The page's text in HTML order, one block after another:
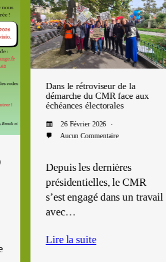
Dans le rétroviseur de la
démarche du CMR face aux
échéances électorales
26 Février 2026
Aucun Commentaire
Depuis les dernières
présidentielles, le CMR
s’est engagé dans un travail
avec…
Lire la suite